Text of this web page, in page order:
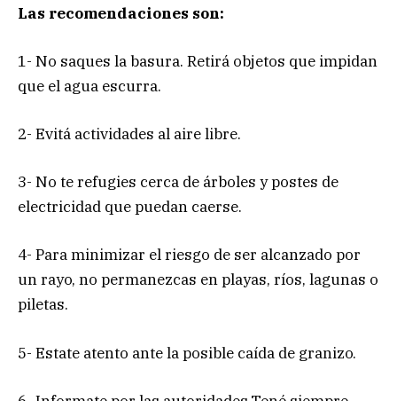
Las recomendaciones son:
1- No saques la basura. Retirá objetos que impidan
que el agua escurra.
2- Evitá actividades al aire libre.
3- No te refugies cerca de árboles y postes de
electricidad que puedan caerse.
4- Para minimizar el riesgo de ser alcanzado por
un rayo, no permanezcas en playas, ríos, lagunas o
piletas.
5- Estate atento ante la posible caída de granizo.